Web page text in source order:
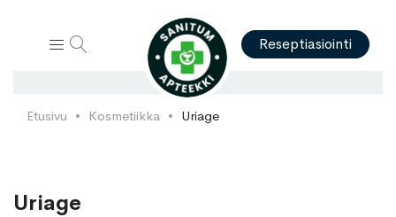
Reseptiasiointi
Etusivu Kosmetiikka Uriage
Uriage